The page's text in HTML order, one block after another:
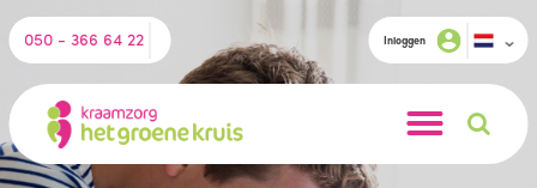
050 - 366 64 22 Inloggen